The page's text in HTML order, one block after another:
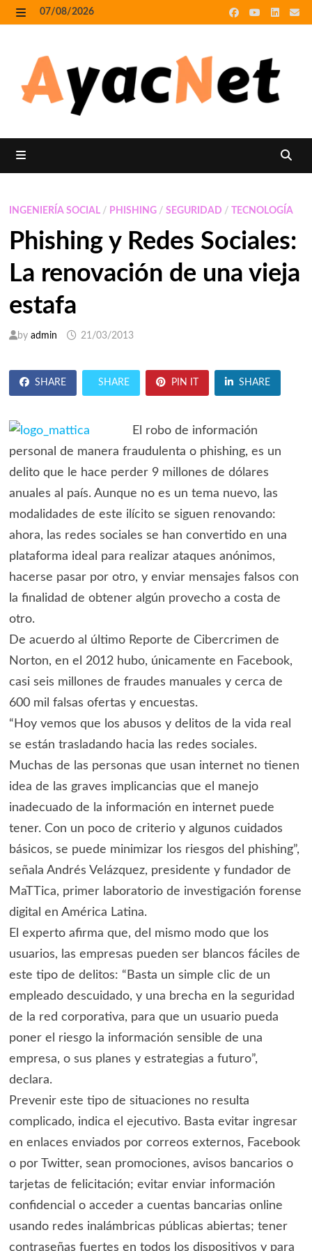
Skip
to
07/08/2026
INGENIERÍA SOCIAL/ PHISHING/ SEGURIDAD / TECNOLOGÍA
Phishing y Redes Sociales:
La renovación de una vieja
estafa
by admin 21/03/2013
SHARE SHARE PIN IT SHARE
El robo de información
personal de manera fraudulenta o phishing, es un
delito que le hace perder 9 millones de dólares
anuales al país. Aunque no es un tema nuevo, las
modalidades de este ilícito se siguen renovando:
ahora, las redes sociales se han convertido en una
plataforma ideal para realizar ataques anónimos,
hacerse pasar por otro, y enviar mensajes falsos con
la finalidad de obtener algún provecho a costa de
otro.
De acuerdo al último Reporte de Cibercrimen de
Norton, en el 2012 hubo, únicamente en Facebook,
casi seis millones de fraudes manuales y cerca de
600 mil falsas ofertas y encuestas.
“Hoy vemos que los abusos y delitos de la vida real
se están trasladando hacia las redes sociales.
Muchas de las personas que usan internet no tienen
idea de las graves implicancias que el manejo
inadecuado de la información en internet puede
tener. Con un poco de criterio y algunos cuidados
básicos, se puede minimizar los riesgos del phishing”,
señala Andrés Velázquez, presidente y fundador de
MaTTica, primer laboratorio de investigación forense
digital en América Latina.
El experto afirma que, del mismo modo que los
usuarios, las empresas pueden ser blancos fáciles de
este tipo de delitos: “Basta un simple clic de un
empleado descuidado, y una brecha en la seguridad
de la red corporativa, para que un usuario pueda
poner el riesgo la información sensible de una
empresa, o sus planes y estrategias a futuro”,
declara.
Prevenir este tipo de situaciones no resulta
complicado, indica el ejecutivo. Basta evitar ingresar
en enlaces enviados por correos externos, Facebook
o por Twitter, sean promociones, avisos bancarios o
tarjetas de felicitación; evitar enviar información
confidencial o acceder a cuentas bancarias online
usando redes inalámbricas públicas abiertas; tener
contraseñas fuertes en todos los dispositivos y para